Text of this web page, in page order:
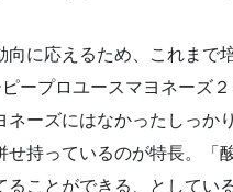
向に応えるため、これまで
ープロユースマヨネーズ２
ネーズにはなかったしっか
持っているのが特長。「
ことができる、としている